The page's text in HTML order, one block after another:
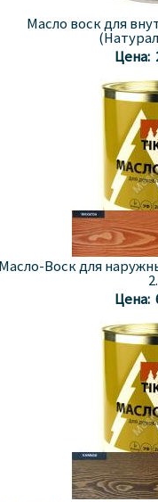
Масло воск для
Цена:
Масло-Воск для
Цена: